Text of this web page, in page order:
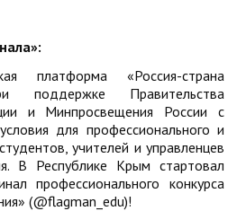
«Россия-страна
поддержке Правительства
и Минпросвещения России с
для профессионального и
учителей и управленцев
В Республике Крым стартовал
профессионального конкурса
(@flagman_edu)!